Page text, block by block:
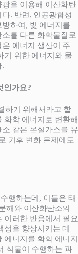
을 이용해 이산화탄
. 반면, 인공광합성
하여, 빛 에너지를
를 다른 화학물질로
에너지 생산이 주
기 위한 에너지와 물
.
인가요?
하기 위해서라고 할
화학 에너지로 변환해
같은 온실가스를 유
기후 변화 문제에도
행하는데, 이들은 태
해와 이산화탄소의
이러한 반응에서 필요
을 향상시키는 데
너지를 화학 에너지
식물이 수행하는 과